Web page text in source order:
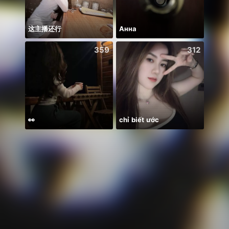
这主播还行 Анна
359
👀
312
chỉ biết ước